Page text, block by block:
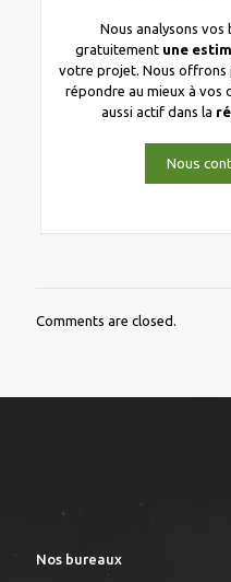
Nous analysons vos
gratuitement une
votre projet. Nous offrons
répondre au mieux à vos
aussi actif dans la
Nous
Comments are closed.
Nos bureaux